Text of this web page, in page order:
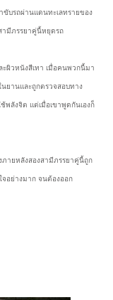
ขับรถผ่านแดนทะเลทรายของ
ามีภรรยาคู่นี้หยุดรถ
ผิวหนังสีเทา เมื่อคนพวกนี้มา
ยานและถูกตรวจสอบทาง
ลังจิต แต่เมื่อเขาพูดกันเองก็
ายหลังสองสามีภรรยาคู่นี้ถูก
จอย่างมาก จนต้องออก